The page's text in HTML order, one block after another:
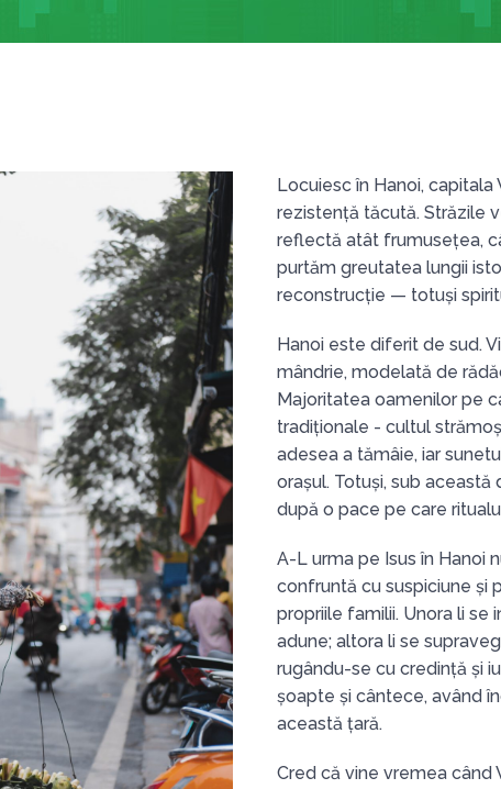
Locuiesc în Hanoi,
rezistență tăcută. Străzile
reflectă atât frumusețea,
purtăm greutatea lungii
reconstrucție — totuși
Hanoi este diferit de sud.
mândrie, modelată de
Majoritatea oamenilor pe
tradiționale - cultul
adesea a tămâie, iar
orașul. Totuși, sub
după o pace pe care
A-L urma pe Isus în Hanoi
confruntă cu suspiciune și
propriile familii. Unora li se
adune; altora li se
rugându-se cu credință și
șoapte și cântece, având
această țară.
Cred că vine vremea când